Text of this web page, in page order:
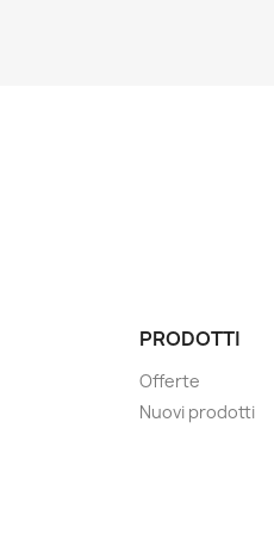
PRODOTTI
Offerte
Nuovi prodotti